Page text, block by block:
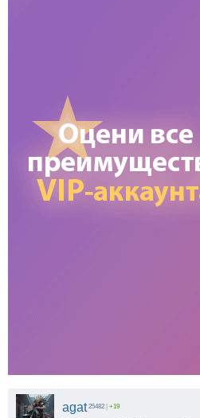
agat 25482 +19